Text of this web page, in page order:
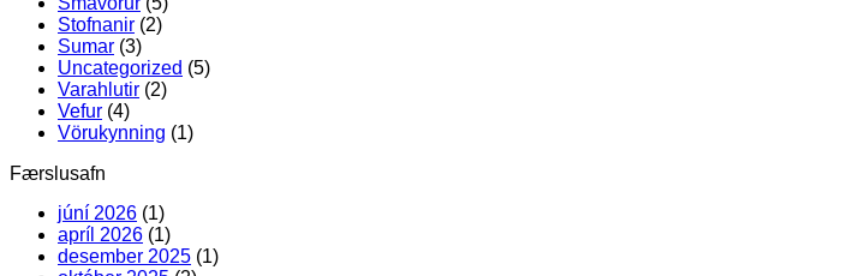
Stofnanir (2)
Sumar (3)
Uncategorized (5)
Varahlutir (2)
Vefur (4)
Vörukynning (1)
Færslusafn
júní 2026 (1)
apríl 2026 (1)
desember 2025 (1)